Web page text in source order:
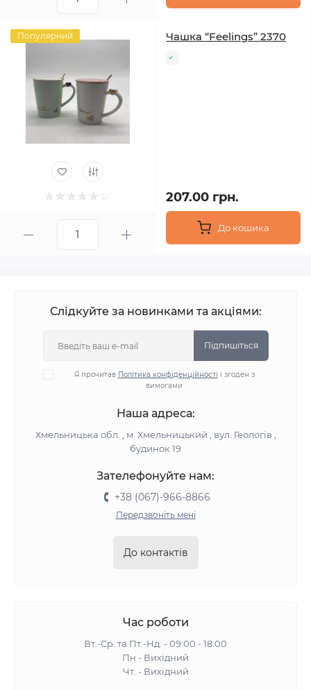
Популярний Чашка “Feelings” 2370
207.00 грн.
До кошика
Слідкуйте за новинками та акціями:
Підпишіться
Я прочитав Політика конфіденційності і згоден з
вимогами
Наша адреса:
Хмельницька обл. , м. Хмельницький , вул. Геологів ,
будинок 19
Зателефонуйте нам:
+38 (067)-966-8866
Передзвоніть мені
До контактів
Час роботи
Вт.-Ср. та Пт.-Нд. - 09:00 - 18:00
Пн - Вихідний
Чт. - Вихідний